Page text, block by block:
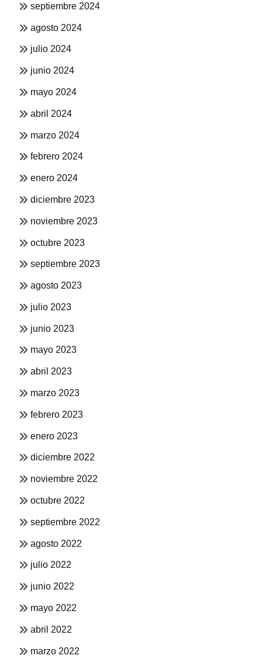
septiembre 2024
agosto 2024
julio 2024
junio 2024
mayo 2024
abril 2024
marzo 2024
febrero 2024
enero 2024
diciembre 2023
noviembre 2023
octubre 2023
septiembre 2023
agosto 2023
julio 2023
junio 2023
mayo 2023
abril 2023
marzo 2023
febrero 2023
enero 2023
diciembre 2022
noviembre 2022
octubre 2022
septiembre 2022
agosto 2022
julio 2022
junio 2022
mayo 2022
abril 2022
marzo 2022